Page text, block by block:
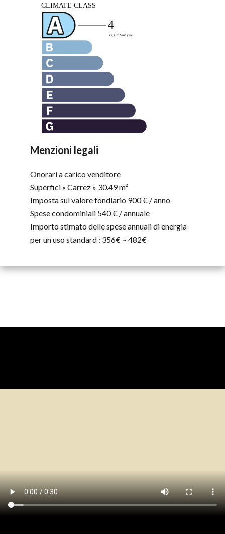
Menzioni legali
Onorari a carico venditore
Superfici « Carrez » 30.49 m²
Imposta sul valore fondiario 900 € / anno
Spese condominiali 540 € / annuale
Importo stimato delle spese annuali di energia
per un uso standard : 356€ ~ 482€